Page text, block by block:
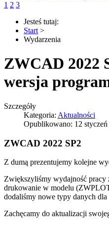
1 2 3
Jesteś tutaj:
Start >
Wydarzenia
ZWCAD 2022
wersja
Szczegóły
Kategoria: Aktualności
Opublikowano: 12 styczeń
ZWCAD 2022 SP2
Z dumą prezentujemy kolejne
Zwiększyliśmy wydajność
drukowanie w modelu
dodaliśmy nowe typy danych dla
Zachęcamy do aktualizacji